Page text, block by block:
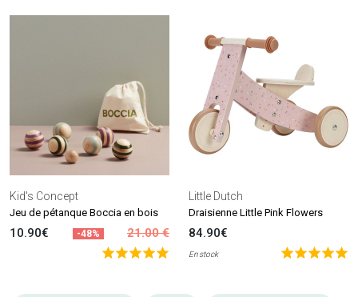
Kid's Concept
Jeu de pétanque Boccia en bois
10.90€ -48% 21.00 €
Little Dutch
Draisienne Little Pink Flowers
84.90€
En stock